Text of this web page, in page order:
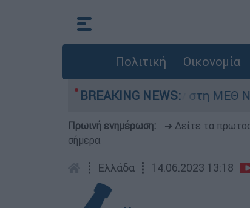
Πολιτική Οικονομία
BREAKING NEWS:
- Νοσηλευόταν στη ΜΕΘ Νεογνών
Πρωινή ενημέρωση: ➔ Δείτε τα
σήμερα
┋ Ελλάδα ┋ 14.06.2023 13:18